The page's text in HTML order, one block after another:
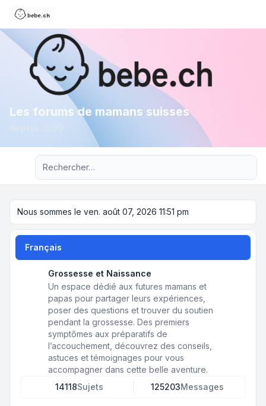
Les forums de mamans suisses
Recherche avancée
Nous sommes le ven. août 07, 2026 11:51 pm
Français
Grossesse et Naissance
Un espace dédié aux futures mamans et
papas pour partager leurs expériences,
poser des questions et trouver du soutien
pendant la grossesse. Des premiers
symptômes aux préparatifs de
l’accouchement, découvrez des conseils,
astuces et témoignages pour vous
accompagner dans cette belle aventure.
14118Sujets 125203Messages